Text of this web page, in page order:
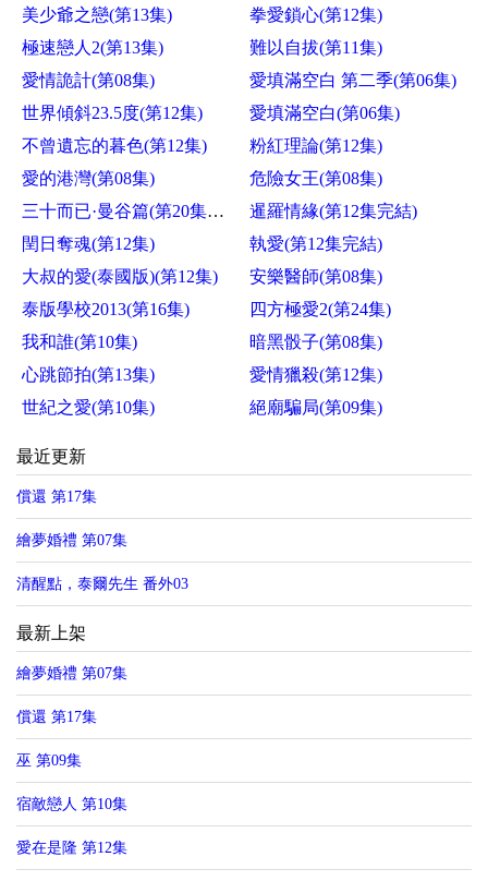
美少爺之戀(第13集)
拳愛鎖心(第12集)
極速戀人2(第13集)
難以自拔(第11集)
愛情詭計(第08集)
愛填滿空白 第二季(第06集)
世界傾斜23.5度(第12集)
愛填滿空白(第06集)
不曾遺忘的暮色(第12集)
粉紅理論(第12集)
愛的港灣(第08集)
危險女王(第08集)
三十而已·曼谷篇(第20集完結)
暹羅情緣(第12集完結)
閏日奪魂(第12集)
執愛(第12集完結)
大叔的愛(泰國版)(第12集)
安樂醫師(第08集)
泰版學校2013(第16集)
四方極愛2(第24集)
我和誰(第10集)
暗黑骰子(第08集)
心跳節拍(第13集)
愛情獵殺(第12集)
世紀之愛(第10集)
絕廟騙局(第09集)
最近更新
償還 第17集
繪夢婚禮 第07集
清醒點，泰爾先生 番外03
最新上架
繪夢婚禮 第07集
償還 第17集
巫 第09集
宿敵戀人 第10集
愛在是隆 第12集